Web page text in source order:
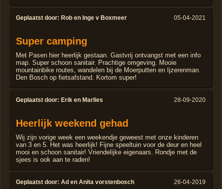
05-04-2021
Geplaatst door: Rob en Inge v Boxmeer
Super camping
Met Pasen hier heerlijk gestaan. Gastvrij ontvangst met een info
map. Super schoon sanitair. Prachtige omgeving. Mooie
mountainbike routes, wandelen bij de Moerputten en Ijzerenman.
Den Bosch op fietsafstand. Kortom super!
28-09-2020
Geplaatst door: Erik en Marlies
Heerlijk weekend gehad
Wij zijn vorige week een weekendje geweest met onze kinderen
van 3 en 5. Het was heerlijk! Fijne speeltuin voor de deur en heel
mooi en schoon sanitair! Vriendelijke eigenaars. Rondje met de
sjees is ook aan te raden!
26-04-2019
Geplaatst door: Ad en Anita vorstenbosch